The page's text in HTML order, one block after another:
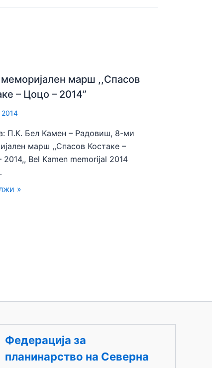
марш ,,Спасов
– Цоцо – 2014”
П.К. Бел Камен – Радовиш, 8-ми
марш ,,Спасов Костаке –
2014,, Bel Kamen memorijal 2014
»
Федерација за
планинарство на Северна